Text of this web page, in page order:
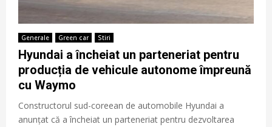
Generale Green car Stiri
Hyundai a încheiat un parteneriat pentru
producția de vehicule autonome împreună
cu Waymo
Constructorul sud-coreean de automobile Hyundai a
anunțat că a încheiat un parteneriat pentru dezvoltarea